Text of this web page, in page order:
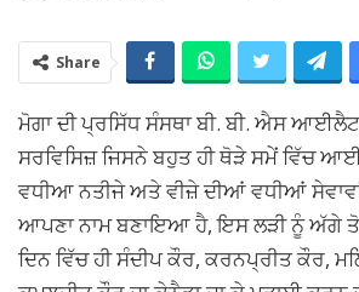
Share
ਮੋਗਾ ਦੀ ਪ੍ਰਸਿੱਧ ਸੰਸਥਾ ਬੀ. ਬੀ. ਐਸ
ਸਰਵਿਸਿਜ਼ ਜਿਸਨੇ ਬਹੁਤ ਹੀ ਥੋੜੇ ਸਮੇਂ ਵਿੱਚ
ਵਧੀਆ ਨਤੀਜੇ ਅਤੇ ਵੀਜ਼ੇ ਦੀਆਂ ਵਧੀਆਂ
ਆਪਣਾ ਨਾਮ ਬਣਾਇਆ ਹੈ, ਇਸ ਲੜੀ ਨੂੰ ਅੱਗੇ
ਦਿਨ ਵਿੱਚ ਹੀ ਸੰਦੀਪ ਕੌਰ, ਕਰਨਪ੍ਰੀਤ ਕੌਰ,